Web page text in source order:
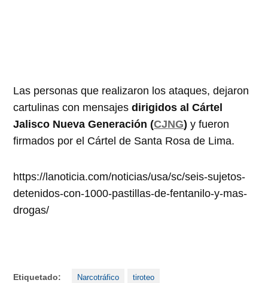
Las personas que realizaron los ataques, dejaron
cartulinas con mensajes dirigidos al Cártel
Jalisco Nueva Generación (CJNG)y fueron
firmados por el Cártel de Santa Rosa de Lima.
https://lanoticia.com/noticias/usa/sc/seis-sujetos-
detenidos-con-1000-pastillas-de-fentanilo-y-mas-
drogas/
Etiquetado: Narcotráfico tiroteo